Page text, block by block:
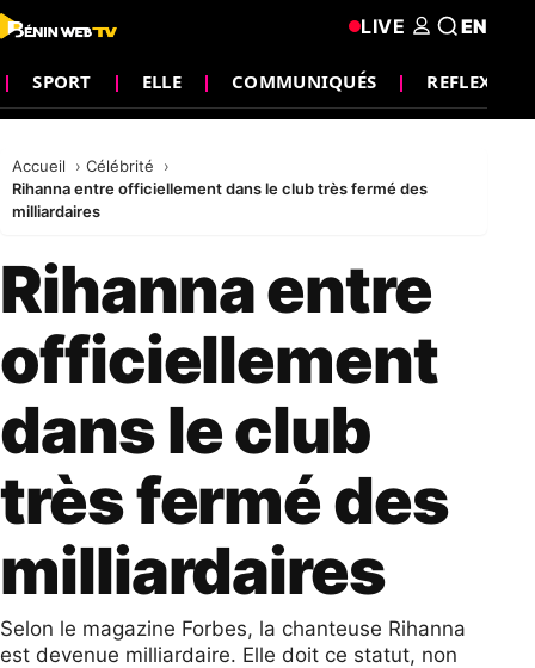
SPORT ELLE COMMUNIQUÉS REFLEXION
LIVE EN
Accueil
Célébrité
Rihanna entre officiellement dans le club très fermé des
milliardaires
Rihanna entre
officiellement
dans le club
très fermé des
milliardaires
Selon le magazine Forbes, la chanteuse Rihanna
est devenue milliardaire. Elle doit ce statut, non